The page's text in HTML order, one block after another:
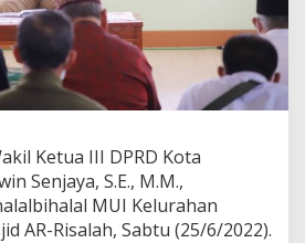
a
m
h
a
a
H
a
l
a
Ketua III DPRD Kota
Senjaya, S.E., M.M.,
MUI Kelurahan
AR-Risalah, Sabtu (25/6/2022).